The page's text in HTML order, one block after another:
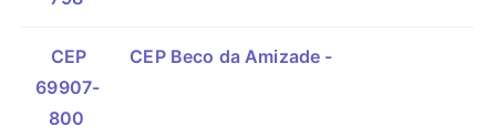
CEP
69907-
800
CEP Beco da Amizade -